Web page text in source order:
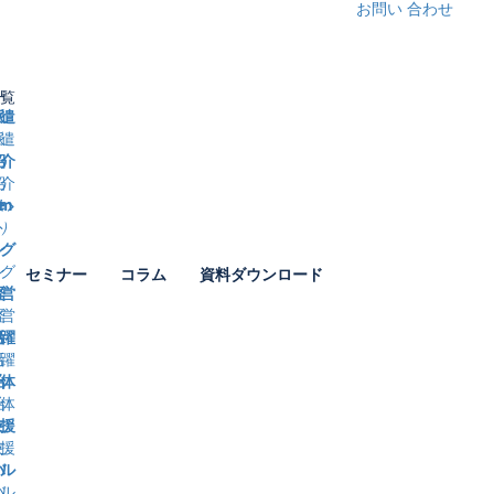
セミナー コラム 資料ダウンロード
お問い 合わせ
名
前
番号
情報取り扱い同意
、「
録ください。